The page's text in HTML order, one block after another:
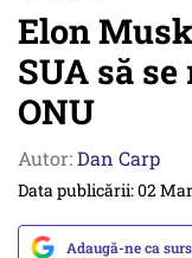
Elon
SUA să
ONU
Autor:Dan Carp
Data publicării: 02
Adaugă-ne ca